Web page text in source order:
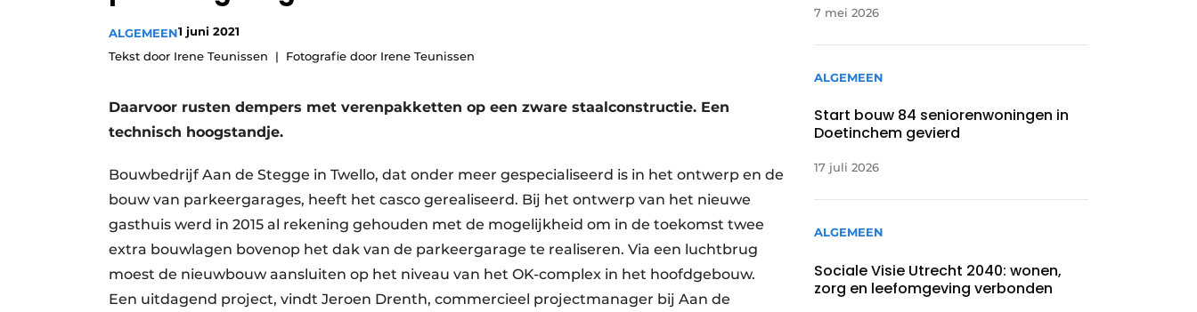
Vacature aanmelden
Video’s
ALGEMEEN1 juni 2021
Tekst door Irene Teunissen
Fotografie door Irene Teunissen
Daarvoor rusten dempers met verenpakketten op een zware staalconstructie. Een
technisch hoogstandje.
Bouwbedrijf Aan de Stegge in Twello, dat onder meer gespecialiseerd is in het ontwerp en de
bouw van parkeergarages, heeft het casco gerealiseerd. Bij het ontwerp van het nieuwe
gasthuis werd in 2015 al rekening gehouden met de mogelijkheid om in de toekomst twee
extra bouwlagen bovenop het dak van de parkeergarage te realiseren. Via een luchtbrug
moest de nieuwbouw aansluiten op het niveau van het OK-complex in het hoofdgebouw.
Een uitdagend project, vindt Jeroen Drenth, commercieel projectmanager bij Aan de
7 mei 2026
ALGEMEEN
Start bouw 84 seniorenwoningen in
Doetinchem gevierd
17 juli 2026
ALGEMEEN
Sociale Visie Utrecht 2040: wonen,
zorg en leefomgeving verbonden